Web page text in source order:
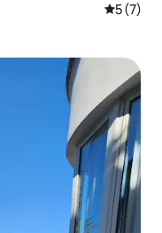
5 de
5 (7)